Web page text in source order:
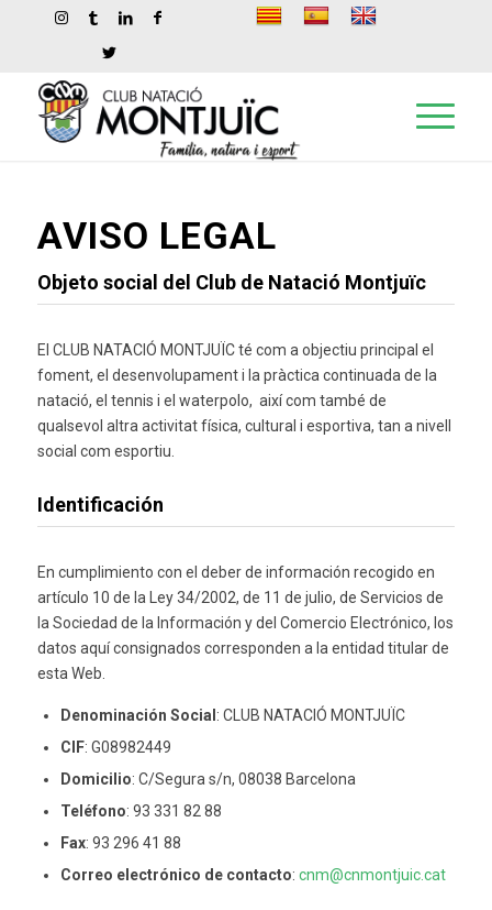
AVISO LEGAL
Objeto social del Club de Natació Montjuïc
El CLUB NATACIÓ MONTJUÏC té com a objectiu principal el
foment, el desenvolupament i la pràctica continuada de la
natació, el tennis i el waterpolo, així com també de
qualsevol altra activitat física, cultural i esportiva, tan a nivell
social com esportiu.
Identificación
En cumplimiento con el deber de información recogido en
artículo 10 de la Ley 34/2002, de 11 de julio, de Servicios de
la Sociedad de la Información y del Comercio Electrónico, los
datos aquí consignados corresponden a la entidad titular de
esta Web.
Denominación Social : CLUB NATACIÓ MONTJUÏC
CIF: G08982449
Domicilio: C/Segura s/n, 08038 Barcelona
Teléfono: 93 331 82 88
Fax: 93 296 41 88
Correo electrónico de contacto: cnm@cnmontjuic.cat